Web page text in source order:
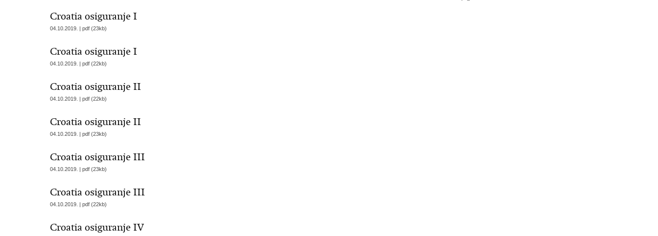
Croatia osiguranje I
04.10.2019. | pdf (23kb)
Croatia osiguranje I
04.10.2019. | pdf (22kb)
Croatia osiguranje II
04.10.2019. | pdf (22kb)
Croatia osiguranje II
04.10.2019. | pdf (23kb)
Croatia osiguranje III
04.10.2019. | pdf (23kb)
Croatia osiguranje III
04.10.2019. | pdf (22kb)
Croatia osiguranje IV